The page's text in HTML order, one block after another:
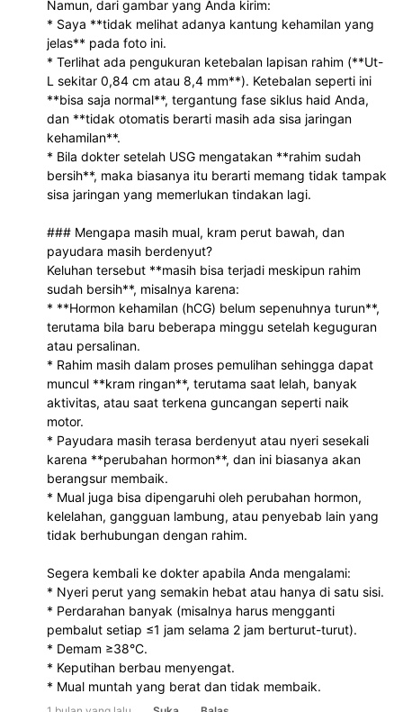
Namun, dari gambar yang Anda kirim:
* Saya **tidak melihat adanya kantung kehamilan yang
jelas** pada foto ini.
* Terlihat ada pengukuran ketebalan lapisan rahim (**Ut-
L sekitar 0,84 cm atau 8,4 mm**). Ketebalan seperti ini
**bisa saja normal**, tergantung fase siklus haid Anda,
dan **tidak otomatis berarti masih ada sisa jaringan
kehamilan**.
* Bila dokter setelah USG mengatakan **rahim sudah
bersih**, maka biasanya itu berarti memang tidak tampak
sisa jaringan yang memerlukan tindakan lagi.
### Mengapa masih mual, kram perut bawah, dan
payudara masih berdenyut?
Keluhan tersebut **masih bisa terjadi meskipun rahim
sudah bersih**, misalnya karena:
* **Hormon kehamilan (hCG) belum sepenuhnya turun**,
terutama bila baru beberapa minggu setelah keguguran
atau persalinan.
* Rahim masih dalam proses pemulihan sehingga dapat
muncul **kram ringan**, terutama saat lelah, banyak
aktivitas, atau saat terkena guncangan seperti naik
motor.
* Payudara masih terasa berdenyut atau nyeri sesekali
karena **perubahan hormon**, dan ini biasanya akan
berangsur membaik.
* Mual juga bisa dipengaruhi oleh perubahan hormon,
kelelahan, gangguan lambung, atau penyebab lain yang
tidak berhubungan dengan rahim.
Segera kembali ke dokter apabila Anda mengalami:
* Nyeri perut yang semakin hebat atau hanya di satu sisi.
* Perdarahan banyak (misalnya harus mengganti
pembalut setiap ≤1 jam selama 2 jam berturut-turut).
* Demam ≥38°C.
* Keputihan berbau menyengat.
* Mual muntah yang berat dan tidak membaik.